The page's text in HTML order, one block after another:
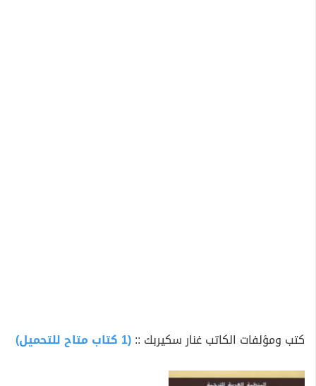
كتب ومؤلفات الكاتب غنار سكيربك ::(1 كتاب متاح للتحميل)